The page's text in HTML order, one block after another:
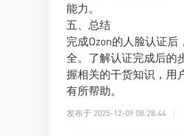
能力。
五、总结
完成Ozon的人脸认证
全。了解认证完成后的
握相关的干货知识，用
有所帮助。
发布于 2025-12-09 08:28:44